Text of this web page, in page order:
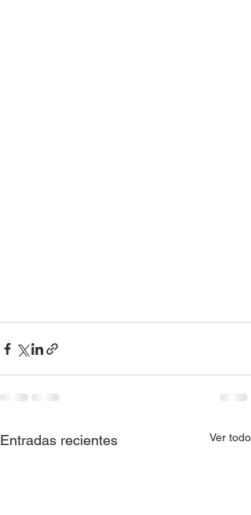
Entradas recientes Ver todo